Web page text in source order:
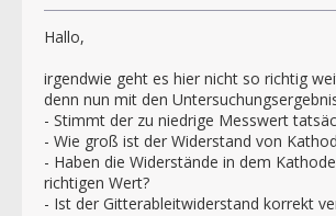
Hallo,
irgendwie geht es hier nicht so richtig
denn nun mit den
- Stimmt der zu niedrige Messwert
- Wie groß ist der Widerstand von
- Haben die Widerstände in dem
richtigen Wert?
- Ist der Gitterableitwiderstand korrekt